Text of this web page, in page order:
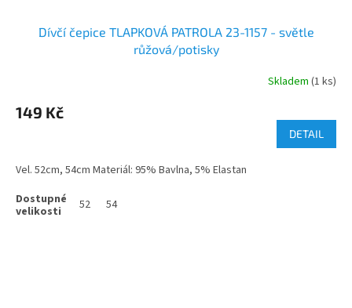
Dívčí čepice TLAPKOVÁ PATROLA 23-1157 - světle
růžová/potisky
Skladem (1 ks)
149 Kč
DETAIL
Vel. 52cm, 54cm Materiál: 95% Bavlna, 5% Elastan
52 54